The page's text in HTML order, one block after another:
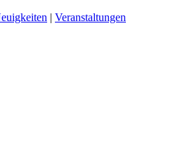
| Veranstaltungen